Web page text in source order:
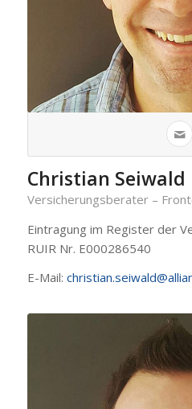
Christian Seiwald
Versicherungsberater –
Eintragung im Register der
RUIR Nr. E000286540
E-Mail: